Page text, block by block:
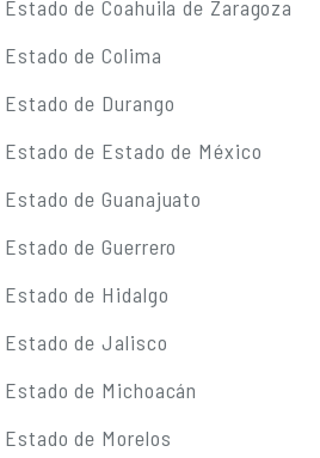
de Coahuila de Zaragoza
de Colima
de Durango
de Estado de México
de Guanajuato
de Guerrero
de Hidalgo
de Jalisco
de Michoacán
de Morelos